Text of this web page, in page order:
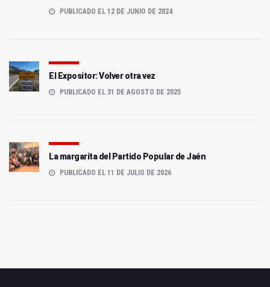
PUBLICADO EL 12 DE JUNIO DE 2024
El Expositor: Volver otra vez
PUBLICADO EL 31 DE AGOSTO DE 2025
La margarita del Partido Popular de Jaén
PUBLICADO EL 11 DE JULIO DE 2026